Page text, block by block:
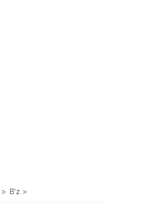
> B'z >